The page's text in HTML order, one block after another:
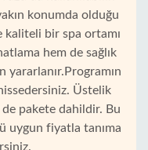
konumda olduğu
kaliteli bir spa ortamı
hem de sağlık
yararlanır.Programın
Üstelik
pakete dahildir. Bu
uygun fiyatla tanıma